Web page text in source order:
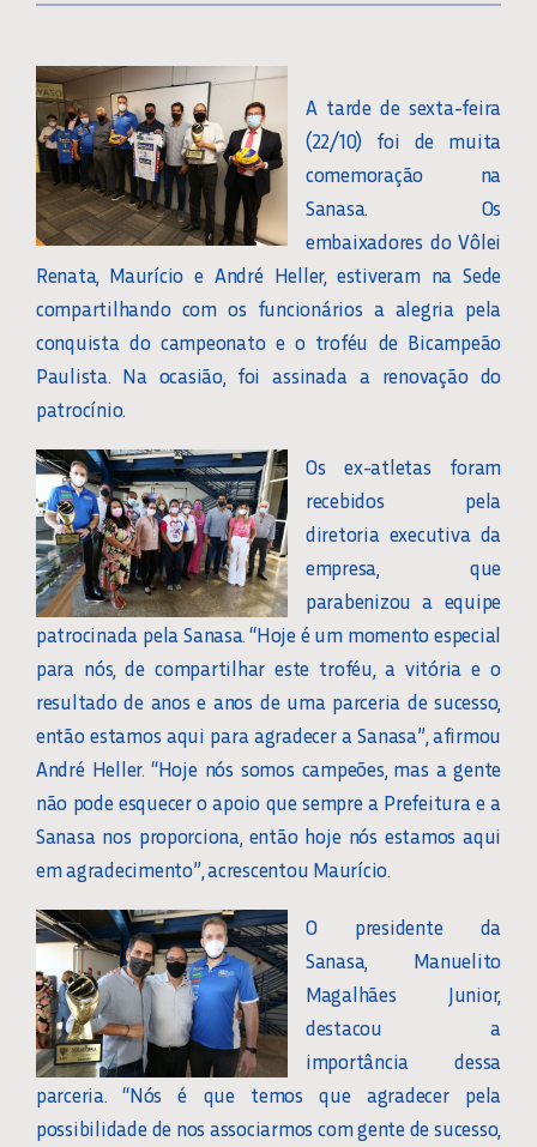
A tarde de sexta-feira
(22/10) foi de muita
comemoração na
Sanasa. Os
embaixadores do Vôlei
Renata, Maurício e André Heller, estiveram na Sede
compartilhando com os funcionários a alegria pela
conquista do campeonato e o troféu de Bicampeão
Paulista. Na ocasião, foi assinada a renovação do
patrocínio.
Os ex-atletas foram
recebidos pela
diretoria executiva da
empresa, que
parabenizou a equipe
patrocinada pela Sanasa. “Hoje é um momento especial
para nós, de compartilhar este troféu, a vitória e o
resultado de anos e anos de uma parceria de sucesso,
então estamos aqui para agradecer a Sanasa”, afirmou
André Heller. “Hoje nós somos campeões, mas a gente
não pode esquecer o apoio que sempre a Prefeitura e a
Sanasa nos proporciona, então hoje nós estamos aqui
em agradecimento”, acrescentou Maurício.
O presidente da
Sanasa, Manuelito
Magalhães Junior,
destacou a
importância dessa
parceria. “Nós é que temos que agradecer pela
possibilidade de nos associarmos com gente de sucesso,